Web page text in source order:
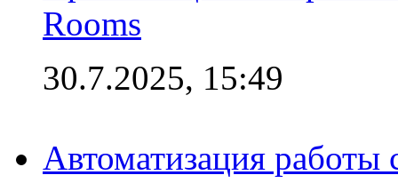
Rooms
30.7.2025, 15:49
Автоматизация работы